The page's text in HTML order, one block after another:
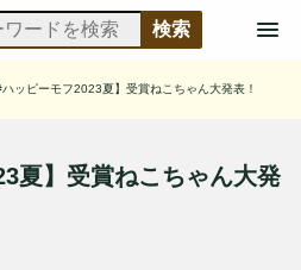
ハッピーモフ2023夏】受賞ねこちゃん大発表！
夏】受賞ねこちゃん大発